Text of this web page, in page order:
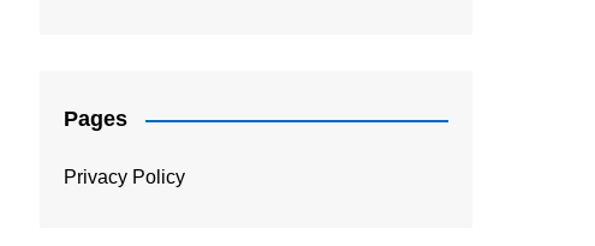
Pages
Privacy Policy